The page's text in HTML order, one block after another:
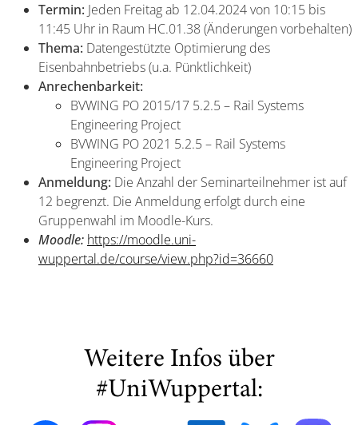
Termin: Jeden Freitag ab 12.04.2024 von 10:15 bis
11:45 Uhr in Raum HC.01.38 (Änderungen vorbehalten)
Thema: Datengestützte Optimierung des
Eisenbahnbetriebs (u.a. Pünktlichkeit)
Anrechenbarkeit:
BVWING PO 2015/17 5.2.5 – Rail Systems
Engineering Project
BVWING PO 2021 5.2.5 – Rail Systems
Engineering Project
Anmeldung: Die Anzahl der Seminarteilnehmer ist auf
12 begrenzt. Die Anmeldung erfolgt durch eine
Gruppenwahl im Moodle-Kurs.
Moodle: https://moodle.uni-
wuppertal.de/course/view.php?id=36660
Weitere Infos über
#UniWuppertal: